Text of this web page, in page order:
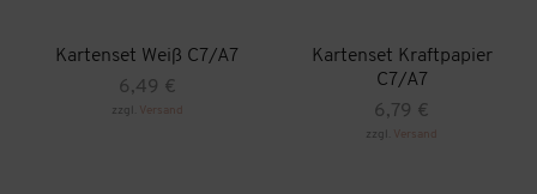
Kartenset Weiß C7/A7
6,49 €
zzgl. Versand
Kartenset Kraftpapier
C7/A7
6,79 €
zzgl. Versand